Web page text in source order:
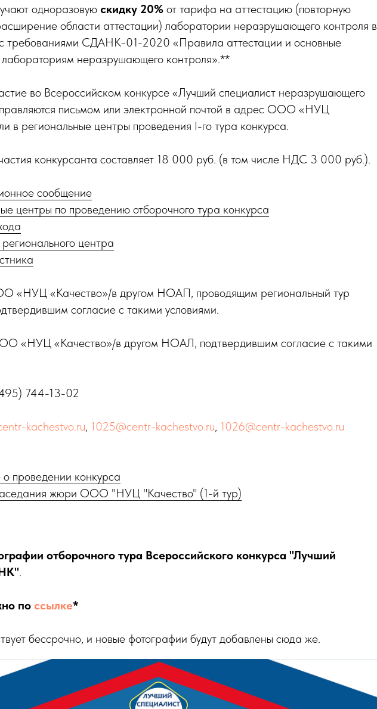
одноразовую скидку 20% от тарифа на аттестацию (повторную
области аттестации) лаборатории неразрушающего контроля в
с требованиями СДАНК-01-2020 «Правила аттестации и основные
неразрушающего контроля».**
во Всероссийском конкурсе «Лучший специалист неразрушающего
письмом или электронной почтой в адрес ООО «НУЦ
в региональные центры проведения I-го тура конкурса.
конкурсанта составляет 18 000 руб. (в том числе НДС 3 000 руб.).
сообщение
центры по проведению отборочного тура конкурса
центра
«Качество»/в другом НОАП, проводящим региональный тур
согласие с такими условиями.
«НУЦ «Качество»/в другом НОАЛ, подтвердившим согласие с такими
744-13-02
kachestvo.ru, 1025@centr-kachestvo.ru, 1026@centr-kachestvo.ru
проведении конкурса
жюри ООО "НУЦ "Качество" (1-й тур)
отборочного тура Всероссийского конкурса "Лучший
.
по ссылке*
бессрочно, и новые фотографии будут добавлены сюда же.